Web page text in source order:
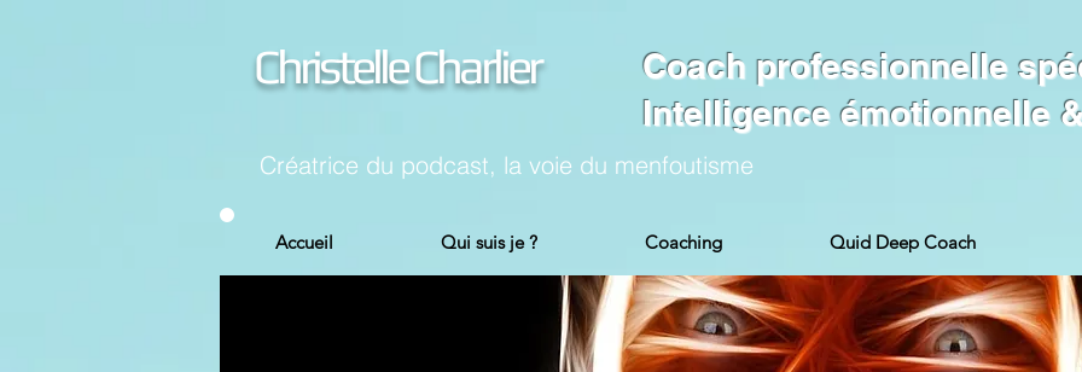
Christelle Charlier
Coach professionnelle
Intelligence émotionnelle
Créatrice du podcast, la voie du menfoutisme
Accueil Qui suis je ? Coaching Quid Deep Coach